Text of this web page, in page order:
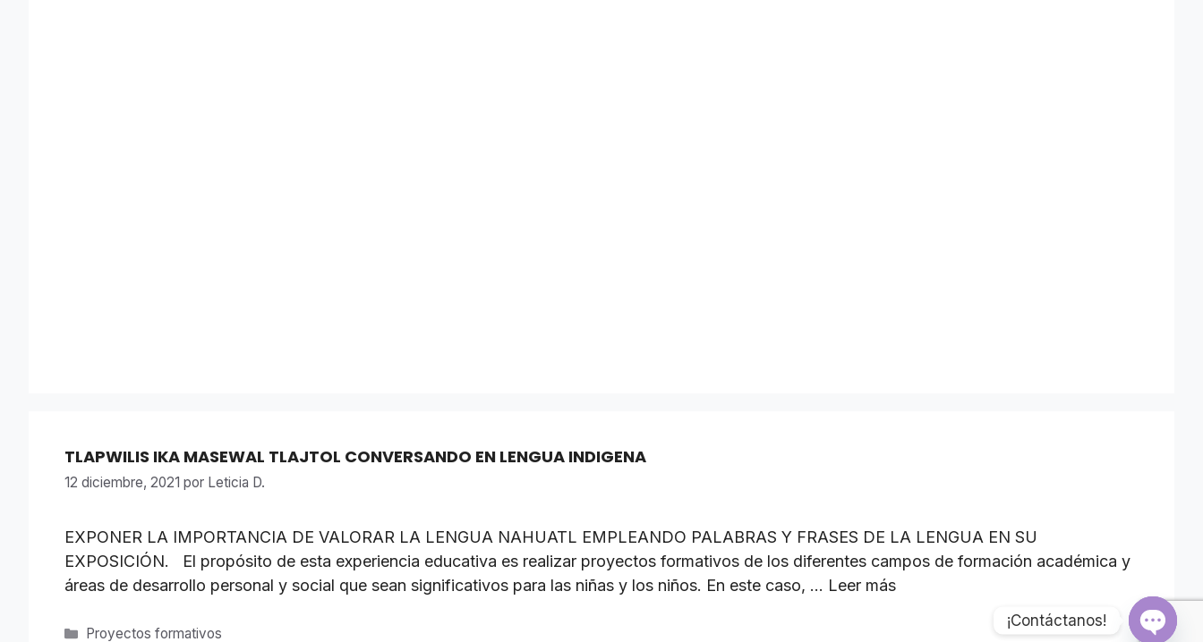
TLAPWILIS IKA MASEWAL TLAJTOL CONVERSANDO EN LENGUA INDIGENA
12 diciembre, 2021 por Leticia D.
EXPONER LA IMPORTANCIA DE VALORAR LA LENGUA NAHUATL EMPLEANDO PALABRAS Y FRASES DE LA LENGUA EN SU
EXPOSICIÓN. El propósito de esta experiencia educativa es realizar proyectos formativos de los diferentes campos de formación académica y
áreas de desarrollo personal y social que sean significativos para las niñas y los niños. En este caso, … Leer más
Categorías
Proyectos formativos
¡Contáctanos!